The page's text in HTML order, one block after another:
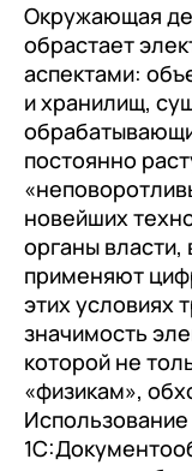
Окружающая
обрастает
аспектами:
и хранилищ,
постоянно
новейших
органы
применяют
этих условиях
значимость
которой не
«физикам»,
клиентами
1С:CRM
Лицензии
Сервисы 1С
1С-ЭДО
1С-
1С:Фреш
Доки 1С